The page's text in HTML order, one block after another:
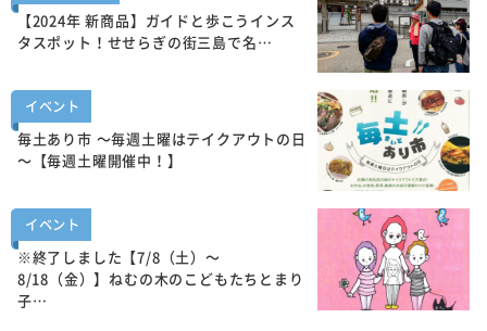
【2024年 新商品】ガイドと歩こうインス
タスポット！せせらぎの街三島で名…
イベント
毎土あり市 ～毎週土曜はテイクアウトの日
～【毎週土曜開催中！】
イベント
※終了しました【7/8（土）～
8/18（金）】ねむの木のこどもたちとまり
子…